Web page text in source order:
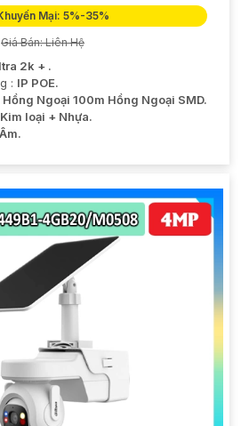
Mại: 5%-35%
Giá Bán: Liên Hệ
2k + .
: IP POE.
Hồng Ngoại 100m Hồng Ngoại SMD.
loại + Nhựa.